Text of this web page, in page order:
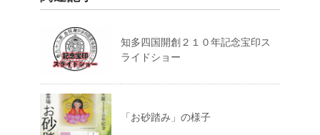
知多四国開創２１０年記念宝印ス
ライドショー
「お砂踏み」の様子